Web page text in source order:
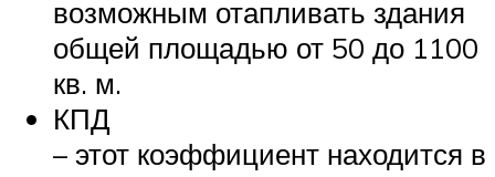
возможным отапливать здания
общей площадью от 50 до 1100
кв. м.
КПД
– этот коэффициент находится в